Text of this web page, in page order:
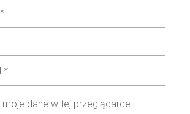
dane w tej przeglądarce